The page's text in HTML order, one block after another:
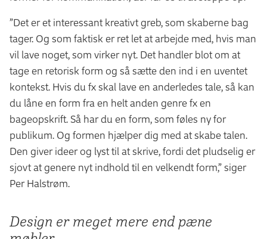
”Det er et interessant kreativt greb, som skaberne bag
tager. Og som faktisk er ret let at arbejde med, hvis man
vil lave noget, som virker nyt. Det handler blot om at
tage en retorisk form og så sætte den ind i en uventet
kontekst. Hvis du fx skal lave en anderledes tale, så kan
du låne en form fra en helt anden genre fx en
bageopskrift. Så har du en form, som føles ny for
publikum. Og formen hjælper dig med at skabe talen.
Den giver ideer og lyst til at skrive, fordi det pludselig er
sjovt at genere nyt indhold til en velkendt form,” siger
Per Halstrøm.
Design er meget mere end pæne